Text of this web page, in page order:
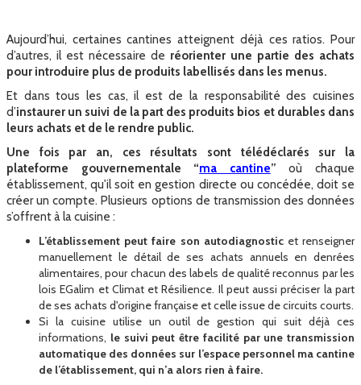
Aujourd’hui, certaines cantines atteignent déjà ces ratios. Pour
d’autres, il est nécessaire de réorienter une partie des achats
pour introduire plus de produits labellisés dans les menus.
Et dans tous les cas, il est de la responsabilité des cuisines
d’instaurer un suivi de la part des produits bios et durables dans
leurs achats et de le rendre public.
Une fois par an, ces résultats sont télédéclarés sur la
plateforme gouvernementale “ma cantine” où chaque
établissement, qu'il soit en gestion directe ou concédée, doit se
créer un compte. Plusieurs options de transmission des données
s’offrent à la cuisine :
L’établissement peut faire son autodiagnosticet renseigner
manuellement le détail de ses achats annuels en denrées
alimentaires, pour chacun des labels de qualité reconnus par les
lois EGalim et Climat et Résilience. Il peut aussi préciser la part
de ses achats d'origine française et celle issue de circuits courts.
Si la cuisine utilise un outil de gestion qui suit déjà ces
informations, le suivi peut être facilité par une transmission
automatique des données sur l’espace personnel ma cantine
de l’établissement, qui n’a alors rien à faire.